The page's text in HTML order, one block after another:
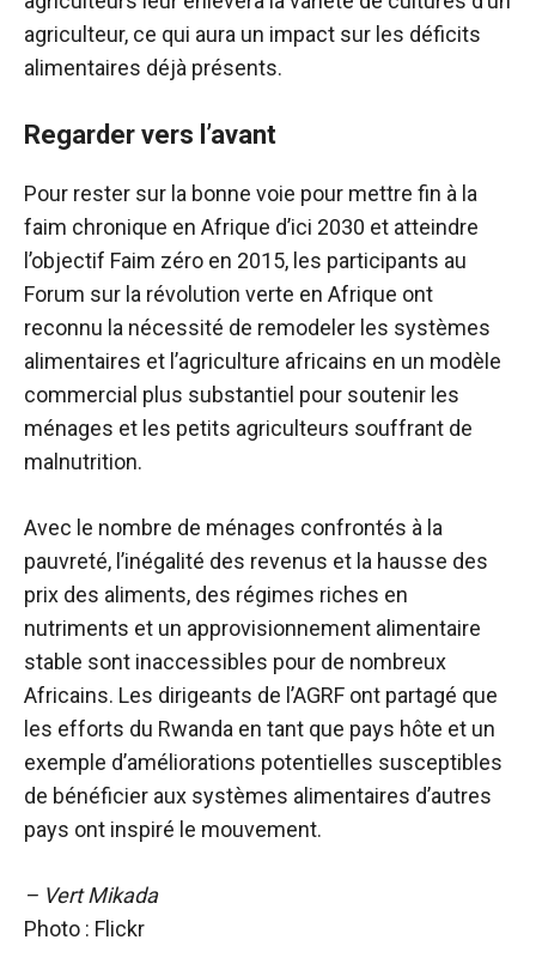
agriculteur, ce qui aura un impact sur les déficits
alimentaires déjà présents.
Regarder vers l’avant
Pour rester sur la bonne voie pour mettre fin à la
faim chronique en Afrique d’ici 2030 et atteindre
l’objectif Faim zéro en 2015, les participants au
Forum sur la révolution verte en Afrique ont
reconnu la nécessité de remodeler les systèmes
alimentaires et l’agriculture africains en un modèle
commercial plus substantiel pour soutenir les
ménages et les petits agriculteurs souffrant de
malnutrition.
Avec le nombre de ménages confrontés à la
pauvreté, l’inégalité des revenus et la hausse des
prix des aliments, des régimes riches en
nutriments et un approvisionnement alimentaire
stable sont inaccessibles pour de nombreux
Africains. Les dirigeants de l’AGRF ont partagé que
les efforts du Rwanda en tant que pays hôte et un
exemple d’améliorations potentielles susceptibles
de bénéficier aux systèmes alimentaires d’autres
pays ont inspiré le mouvement.
– Vert Mikada
Photo : Flickr